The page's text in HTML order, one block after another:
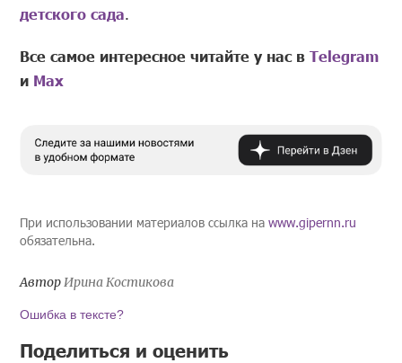
детского сада.
Все самое интересное читайте у нас вTelegram
и Mах
При использовании материалов ссылка наwww.gipernn.ru
обязательна.
АвторИрина Костикова
Ошибка в тексте?
Поделиться и оценить